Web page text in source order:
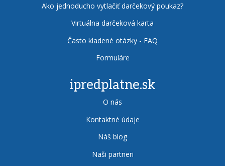
Ako jednoducho vytlačiť darčekový poukaz?
Virtuálna darčeková karta
Často kladené otázky - FAQ
Formuláre
ipredplatne.sk
O nás
Kontaktné údaje
Náš blog
Naši partneri